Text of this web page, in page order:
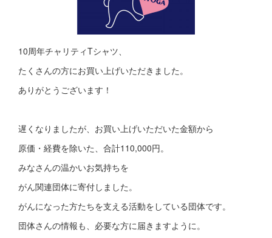
10周年チャリティTシャツ、
たくさんの方にお買い上げいただきました。
ありがとうございます！
遅くなりましたが、お買い上げいただいた金額から
原価・経費を除いた、合計110,000円。
みなさんの温かいお気持ちを
がん関連団体に寄付しました。
がんになった方たちを支える活動をしている団体です。
団体さんの情報も、必要な方に届きますように。